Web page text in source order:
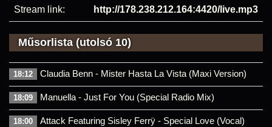
Stream link: http://178.238.212.164:4420/live.mp3
Műsorlista (utolsó 10)
18:12 Claudia Benn - Mister Hasta La Vista (Maxi Version)
18:09 Manuella - Just For You (Special Radio Mix)
18:00 Attack Featuring Sisley Ferrÿ - Special Love (Vocal)